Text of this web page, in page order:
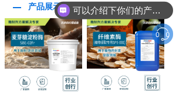
产品展示 可以介绍下你们的产品么？